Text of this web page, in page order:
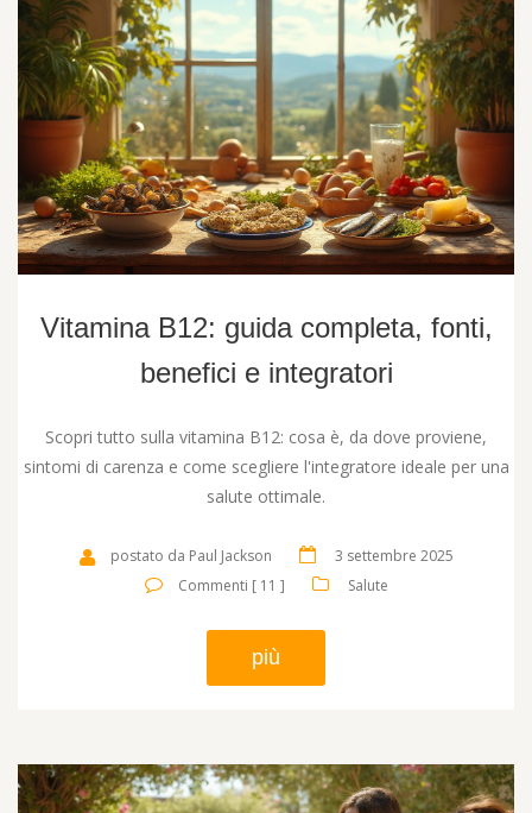
Vitamina B12: guida completa, fonti,
benefici e integratori
Scopri tutto sulla vitamina B12: cosa è, da dove proviene,
sintomi di carenza e come scegliere l'integratore ideale per una
salute ottimale.
postato da Paul Jackson
3 settembre 2025
Commenti [ 11 ]
Salute
più